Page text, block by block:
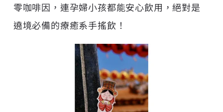
零咖啡因，連孕婦小孩都能安心飲用，絕對是
遶境必備的療癒系手搖飲！